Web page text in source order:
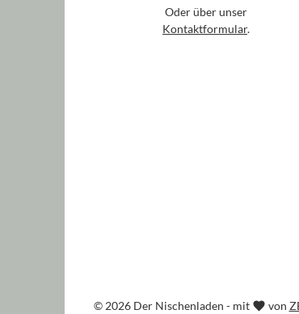
Oder über unser
Kontaktformular.
© 2026 Der Nischenladen - mit von